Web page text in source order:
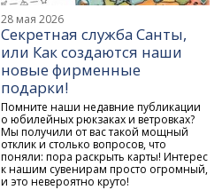
28 мая 2026
Секретная служба Санты,
или Как создаются наши
новые фирменные
подарки!
Помните наши недавние публикации
о юбилейных рюкзаках и ветровках?
Мы получили от вас такой мощный
отклик и столько вопросов, что
поняли: пора раскрыть карты! Интерес
к нашим сувенирам просто огромный,
и это невероятно круто!